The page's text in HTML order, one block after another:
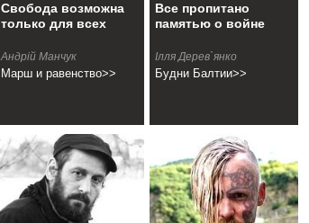
Свобода возможна
только для всех
Андрій Манчук
Марш и равенство>>
Все пропитано
памятью о войне
Ілля Дерев`янко
Будни Балтии>>